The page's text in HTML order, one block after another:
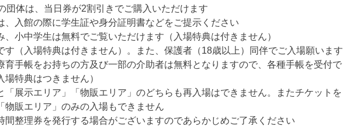
団体は、当日券が2割引きでご購入いただけます
、入館の際に学生証や身分証明書などをご提示ください
、小中学生は無料でご覧いただけます（入場特典は付きません）
す（入場特典は付きません）。また、保護者（18歳以上）同伴でご入場願います
育手帳をお持ちの方及び一部の介助者は無料となりますので、各種手帳を受付で
特典はつきません）
「展示エリア」「物販エリア」のどちらも再入場はできません。またチケットを
物販エリア」のみの入場もできません
間整理券を発行する場合がございますのであらかじめご了承ください